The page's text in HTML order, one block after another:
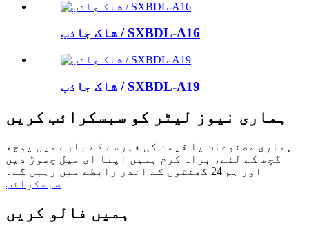
شاک جاذب / SXBDL-A16
شاک جاذب / SXBDL-A19
ہماری نیوز لیٹر کو سبسکرائب کریں
ہماری مصنوعات یا قیمت کی فہرست کے بارے میں پوچھ
گچھ کے لئے، براہ کرم ہمیں اپنا ای میل چھوڑ دیں
اور ہم 24 گھنٹوں کے اندر رابطے میں رہیں گے۔
سبسکرائب
ہمیں فالو کریں